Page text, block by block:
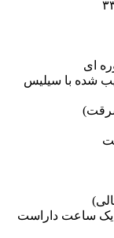
ای